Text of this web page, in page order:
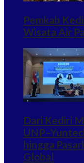
Pemkab
Wisata Air
Dari Kediri
hingga
Global